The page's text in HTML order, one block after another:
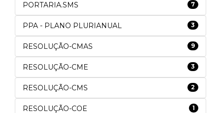
PORTARIA.SMS 7
PPA - PLANO PLURIANUAL 3
RESOLUÇÃO-CMAS 9
RESOLUÇÃO-CME 3
RESOLUÇÃO-CMS 2
RESOLUÇÃO-COE 1